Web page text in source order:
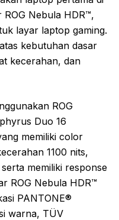
Nebula HDR™,
layar laptop gaming.
kebutuhan dasar
kecerahan, dan
ROG
Duo 16
memiliki color
1100 nits,
memiliki response
ROG Nebula HDR™
PANTONE®
warna, TÜV